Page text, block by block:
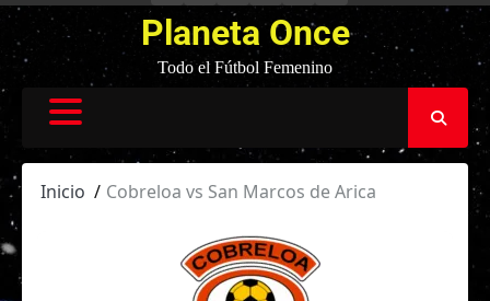
Planeta Once
Todo el Fútbol Femenino
Inicio Cobreloa vs San Marcos de Arica